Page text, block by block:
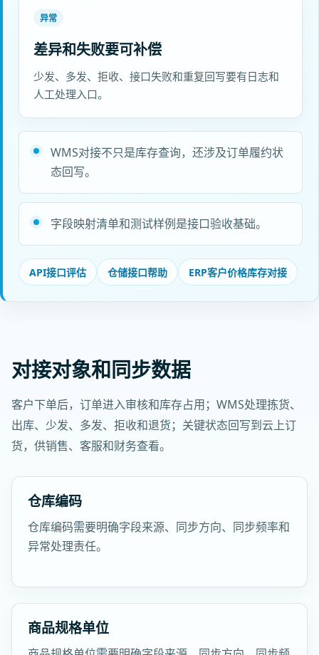
异常
差异和失败要可补偿
少发、多发、拒收、接口失败和重复回写要有日志和
人工处理入口。
WMS对接不只是库存查询，还涉及订单履约状
态回写。
字段映射清单和测试样例是接口验收基础。
API接口评估 仓储接口帮助 ERP客户价格库存对接
对接对象和同步数据
客户下单后，订单进入审核和库存占用；WMS处理拣货、
出库、少发、多发、拒收和退货；关键状态回写到云上订
货，供销售、客服和财务查看。
仓库编码
仓库编码需要明确字段来源、同步方向、同步频率和
异常处理责任。
商品规格单位